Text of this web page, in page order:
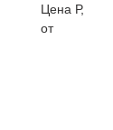
Цена Р,
от